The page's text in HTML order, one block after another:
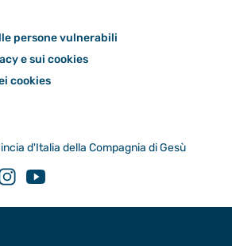
persone vulnerabili
e sui cookies
cookies
d'Italia della Compagnia di Gesù
Youtube